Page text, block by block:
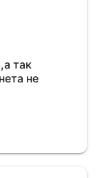
так
не